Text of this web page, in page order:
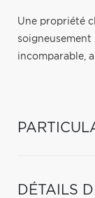
Une propriété
incomparable,
DÉTAILS